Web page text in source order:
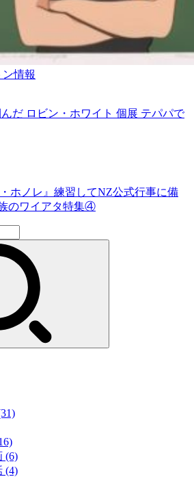
情報
だ ロビン・ホワイト 個展 テパパで
・ホノレ』練習してNZ公式行事に備
のワイアタ特集④
(6)
(4)